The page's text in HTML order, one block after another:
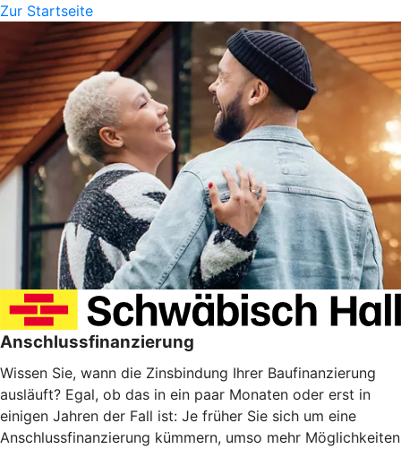
Zur Startseite
Anschlussfinanzierung
Wissen Sie, wann die Zinsbindung Ihrer Baufinanzierung
ausläuft? Egal, ob das in ein paar Monaten oder erst in
einigen Jahren der Fall ist: Je früher Sie sich um eine
Anschlussfinanzierung kümmern, umso mehr Möglichkeiten